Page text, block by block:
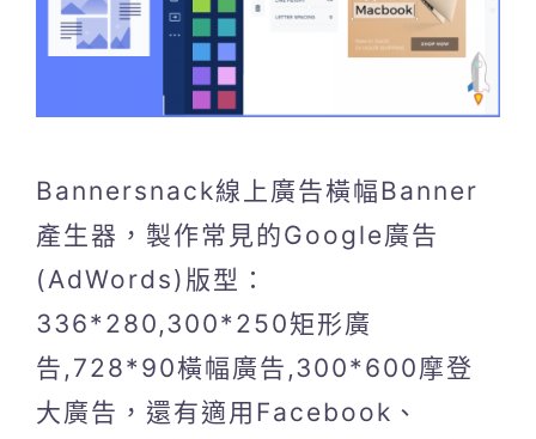
Bannersnack線上廣告橫幅Banner
產生器，製作常見的Google廣告
(AdWords)版型：
336*280,300*250矩形廣
告,728*90橫幅廣告,300*600摩登
大廣告，還有適用Facebook、